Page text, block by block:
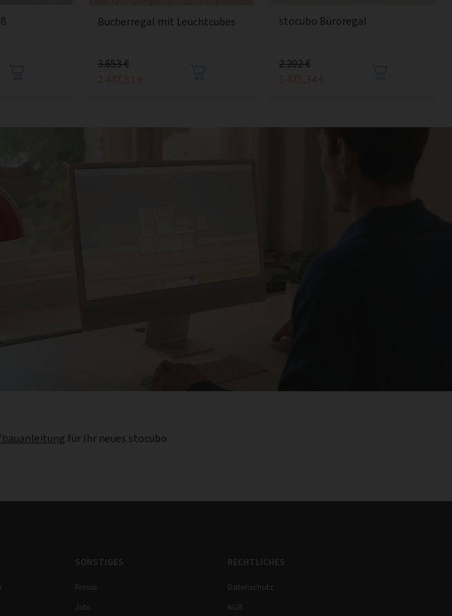
Bücherregal mit Leuchtcubes
3.653 €
2.447,51 €
stocubo Büroregal
2.202 €
1.475,34 €
für Ihr neues stocubo
SONSTIGES
Presse
Jobs
RECHTLICHES
Datenschutz
AGB